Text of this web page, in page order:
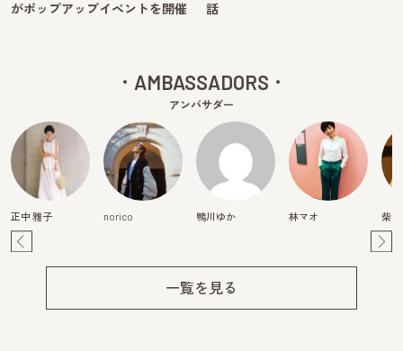
がポップアップイベントを開催
話
AMBASSADORS
アンバサダー
正中 雅子 norico 鴨川ゆか 林マオ 柴
一覧を見る